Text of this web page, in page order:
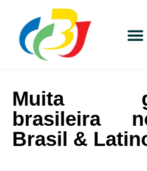
Muita
brasileira
Brasil &